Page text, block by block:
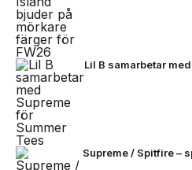
Lil B samarbetar
Supreme / Spitfire –